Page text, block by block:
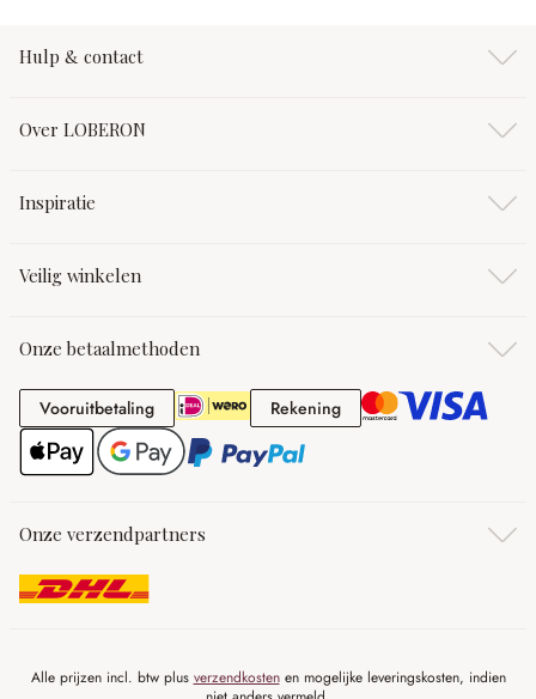
Hulp & contact
Over LOBERON
Inspiratie
Veilig winkelen
Onze betaalmethoden
VooruitbetalingVooruitbetaling RekeningRekening
Onze verzendpartners
Alle prijzen incl. btw plus verzendkostenen mogelijke leveringskosten, indien